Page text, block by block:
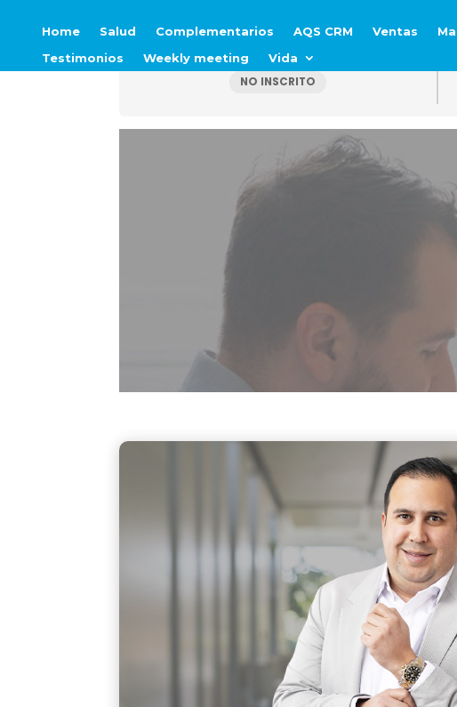
Home Salud Complementarios AQS CRM Ventas
Testimonios
Weekly meeting Vida
Estado actual
NO INSCRITO